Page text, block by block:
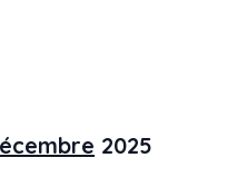
2025